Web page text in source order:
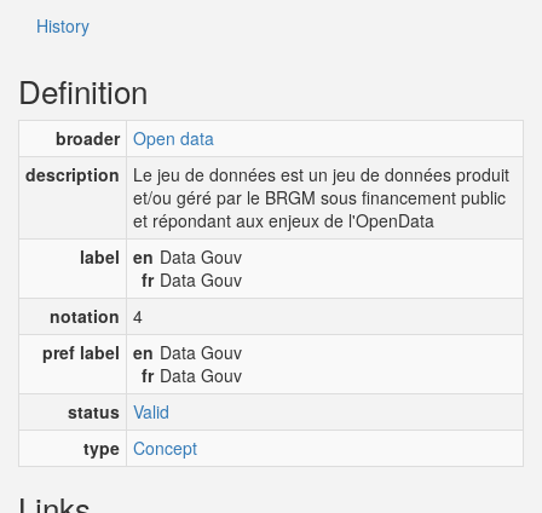
History
Definition
broader Open data
description
Le jeu de données est un jeu de données produit
et/ou géré par le BRGM sous financement public
et répondant aux enjeux de l'OpenData
label en Data Gouv
fr Data Gouv
notation 4
pref label en Data Gouv
fr Data Gouv
status Valid
type Concept